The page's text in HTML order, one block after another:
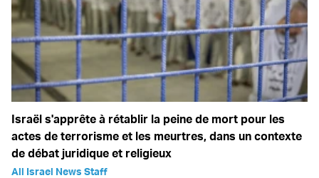
Israël s'apprête à rétablir la peine de mort pour les
actes de terrorisme et les meurtres, dans un contexte
de débat juridique et religieux
All Israel News Staff